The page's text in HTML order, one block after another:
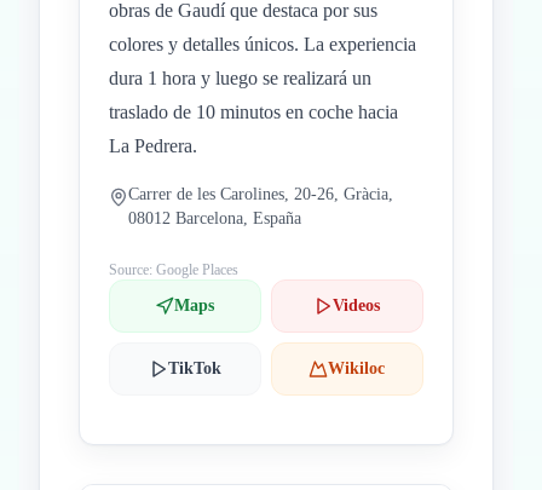
obras de Gaudí que destaca por sus
colores y detalles únicos. La experiencia
dura 1 hora y luego se realizará un
traslado de 10 minutos en coche hacia
La Pedrera.
Carrer de les Carolines, 20-26, Gràcia,
08012 Barcelona, España
Source: Google Places
Maps Videos
TikTok Wikiloc